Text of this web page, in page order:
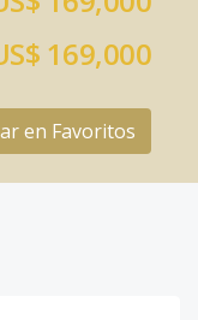
169,000
en Favoritos